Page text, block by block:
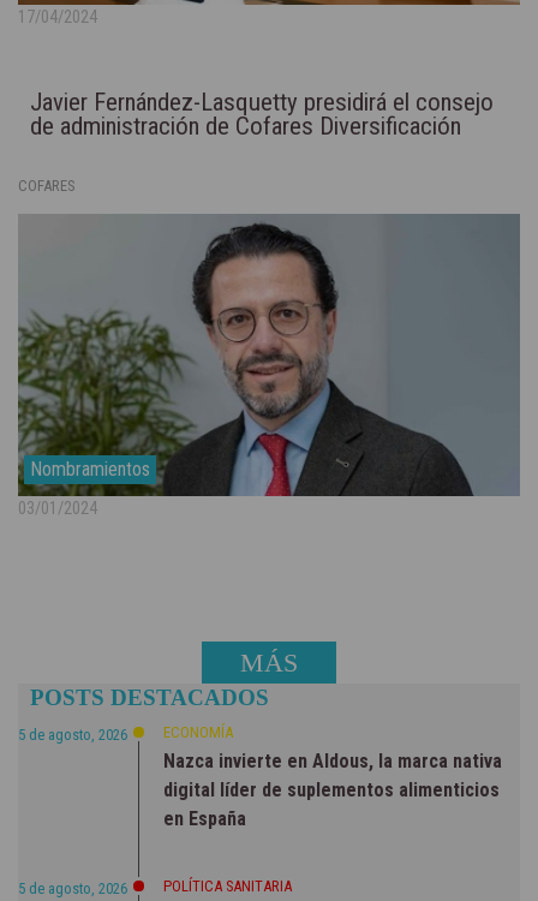
17/04/2024
Javier Fernández-Lasquetty presidirá el consejo
de administración de Cofares Diversificación
COFARES
Nombramientos
03/01/2024
MÁS
NOTICIAS
POSTS DESTACADOS
5 de agosto, 2026 ECONOMÍA
Nazca invierte en Aldous, la marca nativa
digital líder de suplementos alimenticios
en España
5 de agosto, 2026 POLÍTICA SANITARIA